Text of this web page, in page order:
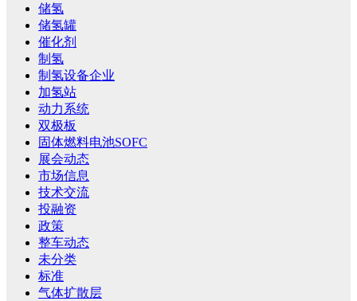
储氢
储氢罐
催化剂
制氢
制氢设备企业
加氢站
动力系统
双极板
固体燃料电池SOFC
展会动态
市场信息
技术交流
投融资
政策
整车动态
未分类
标准
气体扩散层